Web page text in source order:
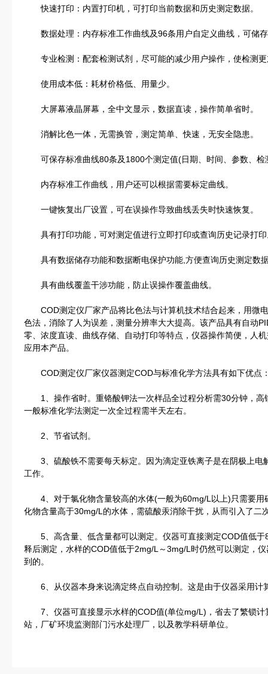
快速打印：内置打印机，可打印当前数据和历史测定数据。
数据处理：内存标准工作曲线及96条用户自定义曲线，可储
专业检测：配套检测试剂，尽可能的减少用户操作，使检测更
使用成本低：耗材价格低、用量少。
大屏幕液晶屏幕，全中文显示，数据直读，操作简单省时。
消解比色一体，无需换管，测定简单、快速，无安全隐患。
可保存标准曲线80条及1800个测定值(日期、时间、参数、检
内存标准工作曲线，用户还可以根据需要标定曲线。
一键恢复出厂设置，可在误操作导致曲线丢失时快速恢复。
具有打印功能，可对测定值进行立即打印或查询历史记录打印
具有数据储存功能和数据断电保护功能,方便查询历史测定数
具有曲线覆盖干涉功能，防止误操作覆盖曲线。
COD测定仪厂家产品将比色法与计算机技术结合起来，用微
色法，消除了人为误差，测量分辨率大大提高。该产品具有自动
零、浓度直读、曲线存储、自动打印等特点，仪器操作简便，人
应用本产品。
COD测定仪厂家仪器测定COD与标准化学方法具有如下优点
1、操作省时。重铬酸钾法一次样品全过程分析需30分钟，高
一般标准化学法测定一次全过程需半天左右。
2、节省试剂。
3、硫酸铁不需要每天标定。因为滴定亚铁离子是在阴极上电
工作。
4、对于氯化物含量较高的水体(一般为60mg/L以上)只需要用
化物含量高于30mg/L的水体，需硫酸汞消除干扰，从而引入了二
5、高含量、低含量都可以测定。仪器可直接测定COD值低于
释后测定，水样的COD值低于2mg/L～3mg/L时仍然可以测定，
到的。
6、从仪器本身来说滴定终点自动控制。这是由于仪器采用计
7、仪器可直接显示水样的COD值(单位mg/L)，省去了繁锁计
站，厂矿环境监测部门污水处理厂，以及教学科研单位。